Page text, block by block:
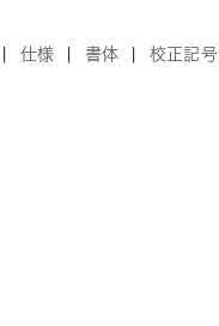
仕様 書体 校正記号